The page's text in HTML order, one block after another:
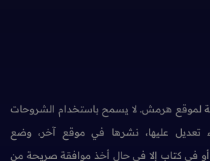
لموقع هرمش. لا يسمح باستخدام الشروحات
تعديل عليها، نشرها في موقع آخر، وضع
في كتاب إلا في حال أخذ موافقة صريحة من